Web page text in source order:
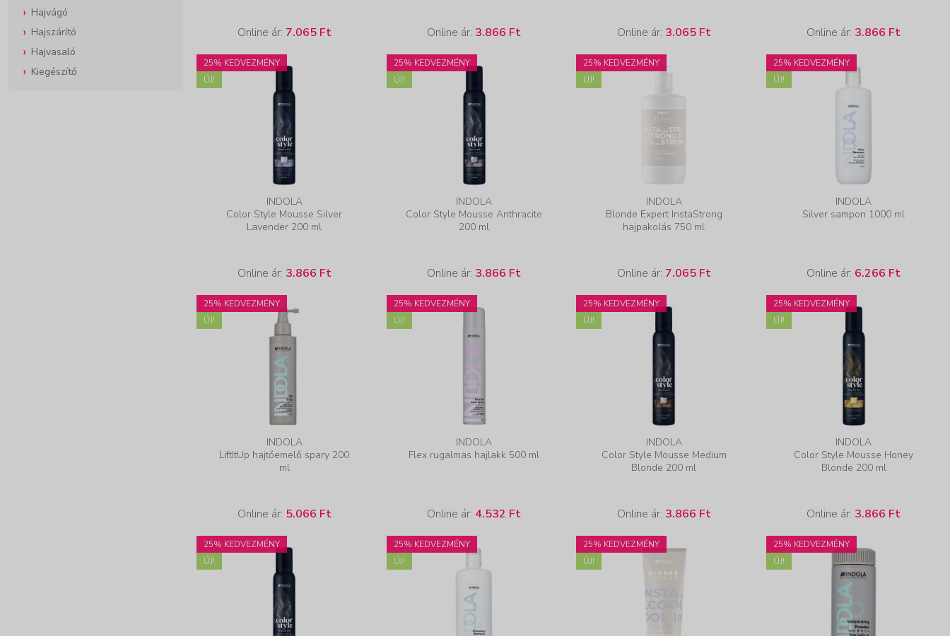
Hajvágó
Hajszárító
Hajvasaló
Kiegészítő
Online ár: 7.065 Ft Online ár: 3.866 Ft Online ár: 3.065 Ft Online ár: 3.866 Ft
25% KEDVEZMÉNY
ÚJ!
INDOLA
Color Style Mousse Silver
Lavender 200 ml
Online ár: 3.866 Ft
25% KEDVEZMÉNY
ÚJ!
INDOLA
Color Style Mousse Anthracite
200 ml
Online ár: 3.866 Ft
25% KEDVEZMÉNY
ÚJ!
INDOLA
Blonde Expert InstaStrong
hajpakolás 750 ml
Online ár: 7.065 Ft
25% KEDVEZMÉNY
ÚJ!
INDOLA
Silver sampon 1000 ml
Online ár: 6.266 Ft
25% KEDVEZMÉNY
ÚJ!
INDOLA
LiftItUp hajtőemelő spary 200
ml
Online ár: 5.066 Ft
25% KEDVEZMÉNY
ÚJ!
INDOLA
Flex rugalmas hajlakk 500 ml
Online ár: 4.532 Ft
25% KEDVEZMÉNY
ÚJ!
INDOLA
Color Style Mousse Medium
Blonde 200 ml
Online ár: 3.866 Ft
25% KEDVEZMÉNY
ÚJ!
INDOLA
Color Style Mousse Honey
Blonde 200 ml
Online ár: 3.866 Ft
25% KEDVEZMÉNY
ÚJ!
25% KEDVEZMÉNY
ÚJ!
25% KEDVEZMÉNY
ÚJ!
25% KEDVEZMÉNY
ÚJ!